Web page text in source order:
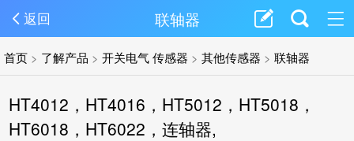
返回 联轴器
首页 > 了解产品 >开关电气 传感器 >其他传感器 >联轴器
HT4012，HT4016，HT5012，HT5018，
HT6018，HT6022，连轴器,